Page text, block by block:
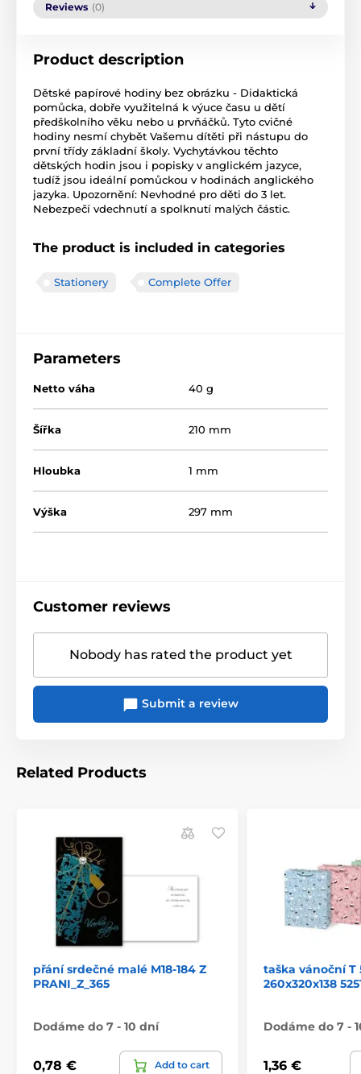
Reviews (0)
Product description
Dětské papírové hodiny bez obrázku - Didaktická
pomůcka, dobře využitelná k výuce času u dětí
předškolního věku nebo u prvňáčků. Tyto cvičné
hodiny nesmí chybět Vašemu dítěti při nástupu do
první třídy základní školy. Vychytávkou těchto
dětských hodin jsou i popisky v anglickém jazyce,
tudíž jsou ideální pomůckou v hodinách anglického
jazyka. Upozornění: Nevhodné pro děti do 3 let.
Nebezpečí vdechnutí a spolknutí malých částic.
The product is included in categories
Stationery Complete Offer
Parameters
Netto váha 40 g
Šířka 210 mm
Hloubka 1 mm
Výška 297 mm
Customer reviews
Nobody has rated the product yet
Submit a review
Related Products
přání srdečné malé M18-184 Z
PRANI_Z_365
Dodáme do 7 - 10 dní
0,78 € Add to cart
taška vánoční T
260x320x138
Dodáme do 7 -
1,36 €